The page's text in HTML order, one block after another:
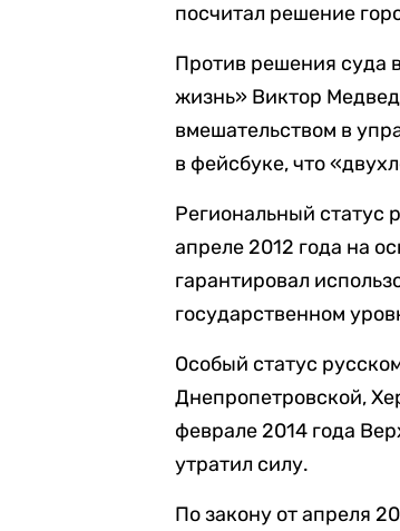
посчитал решение
Против решения суда
жизнь» Виктор
вмешательством в
в фейсбуке, что
Региональный статус
апреле 2012 года на
гарантировал
государственном
Особый статус
Днепропетровской,
феврале 2014 года
утратил силу.
По закону от апреля